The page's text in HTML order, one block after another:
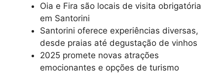
Oia e Fira são locais de visita obrigatória
em Santorini
Santorini oferece experiências diversas,
desde praias até degustação de vinhos
2025 promete novas atrações
emocionantes e opções de turismo